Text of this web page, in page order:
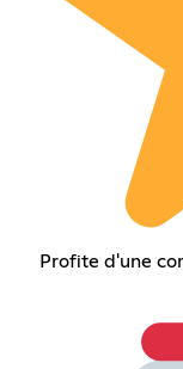
Profite d'une